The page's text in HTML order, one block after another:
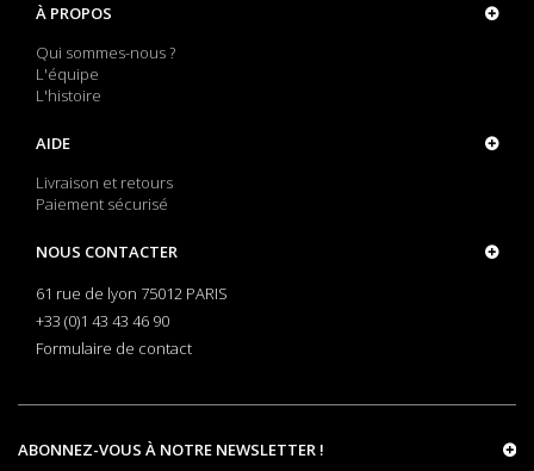
À PROPOS
Qui sommes-nous ?
L'équipe
L'histoire
AIDE
Livraison et retours
Paiement sécurisé
NOUS CONTACTER
61 rue de lyon 75012 PARIS
+33 (0)1 43 43 46 90
Formulaire de contact
ABONNEZ-VOUS À NOTRE NEWSLETTER !